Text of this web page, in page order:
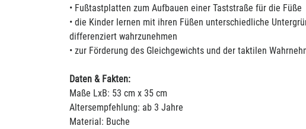
• Fußtastplatten zum Aufbauen einer Taststraße für die Füße
• die Kinder lernen mit ihren Füßen unterschiedliche
differenziert wahrzunehmen
• zur Förderung des Gleichgewichts und der taktilen
Daten & Fakten:
Maße LxB: 53 cm x 35 cm
Altersempfehlung: ab 3 Jahre
Material: Buche